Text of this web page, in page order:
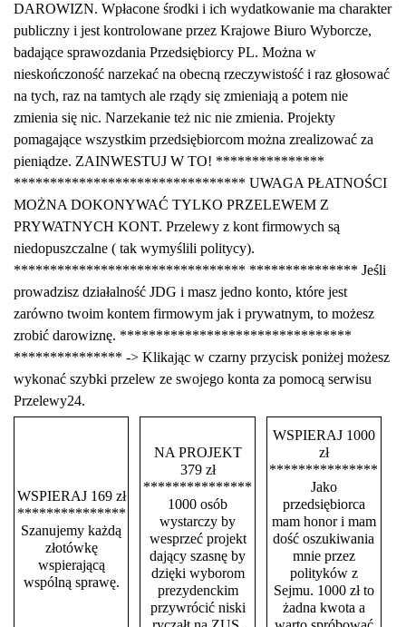
DAROWIZN. Wpłacone środki i ich wydatkowanie ma charakter
publiczny i jest kontrolowane przez Krajowe Biuro Wyborcze,
badające sprawozdania Przedsiębiorcy PL. Można w
nieskończoność narzekać na obecną rzeczywistość i raz głosować
na tych, raz na tamtych ale rządy się zmieniają a potem nie
zmienia się nic. Narzekanie też nic nie zmienia. Projekty
pomagające wszystkim przedsiębiorcom można zrealizować za
pieniądze. ZAINWESTUJ W TO! ***************
******************************** UWAGA PŁATNOŚCI
MOŻNA DOKONYWAĆ TYLKO PRZELEWEM Z
PRYWATNYCH KONT. Przelewy z kont firmowych są
niedopuszczalne ( tak wymyślili politycy).
******************************** *************** Jeśli
prowadzisz działalność JDG i masz jedno konto, które jest
zarówno twoim kontem firmowym jak i prywatnym, to możesz
zrobić darowiznę. ********************************
*************** -> Klikając w czarny przycisk poniżej możesz
wykonać szybki przelew ze swojego konta za pomocą serwisu
Przelewy24.
WSPIERAJ 169 zł
***************
Szanujemy każdą
złotówkę
wspierającą
wspólną sprawę.
NA PROJEKT
379 zł
***************
1000 osób
wystarczy by
wesprzeć projekt
dający szasnę by
dzięki wyborom
prezydenckim
przywrócić niski
WSPIERAJ 1000
zł
***************
Jako
przedsiębiorca
mam honor i mam
dość oszukiwania
mnie przez
polityków z
Sejmu. 1000 zł to
żadna kwota a